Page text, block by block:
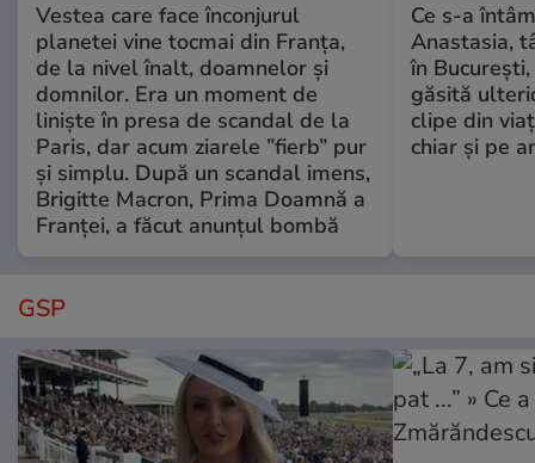
Vestea care face înconjurul
planetei vine tocmai din Franța,
de la nivel înalt, doamnelor și
domnilor. Era un moment de
liniște în presa de scandal de la
Paris, dar acum ziarele ”fierb” pur
și simplu. După un scandal imens,
Brigitte Macron, Prima Doamnă a
Franței, a făcut anunțul bombă
Ce s-a
Anastasia,
în
găsită
clipe din
chiar și pe
GSP